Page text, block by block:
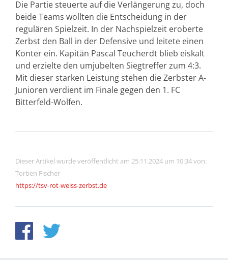
Die Partie steuerte auf die Verlängerung zu, doch
beide Teams wollten die Entscheidung in der
regulären Spielzeit. In der Nachspielzeit eroberte
Zerbst den Ball in der Defensive und leitete einen
Konter ein. Kapitän Pascal Teucherdt blieb eiskalt
und erzielte den umjubelten Siegtreffer zum 4:3.
Mit dieser starken Leistung stehen die Zerbster A-
Junioren verdient im Finale gegen den 1. FC
Bitterfeld-Wolfen.
Dieser Artikel wurde veröffentlicht am 25.11.2024 um 10:34 von:
Torben Fischer
https://tsv-rot-weiss-zerbst.de